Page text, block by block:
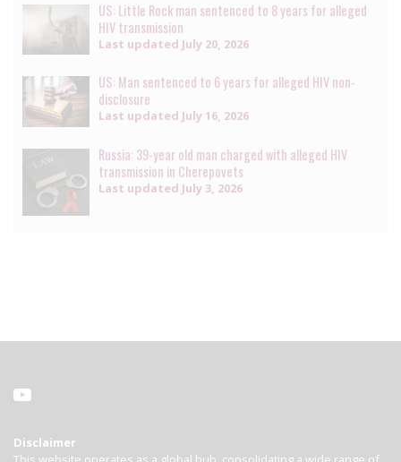
US: Little Rock man sentenced to 8 years for alleged
HIV transmission
Last updated July 20, 2026
US: Man sentenced to 6 years for alleged HIV non-
disclosure
Last updated July 16, 2026
Russia: 39-year old man charged with alleged HIV
transmission in Cherepovets
Last updated July 3, 2026
Disclaimer